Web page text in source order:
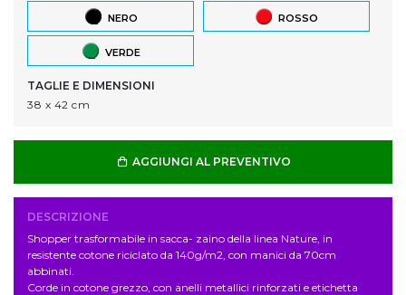
NERO ROSSO
VERDE
TAGLIE E DIMENSIONI
38 x 42 cm
AGGIUNGI AL PREVENTIVO
DESCRIZIONE
Shopper trasformabile in sacca- zaino della linea Nature, in
resistente cotone riciclato da 140g/m2, con manici da 70cm
abbinati.
Corde in cotone grezzo, con anelli metallici rinforzati e etichetta